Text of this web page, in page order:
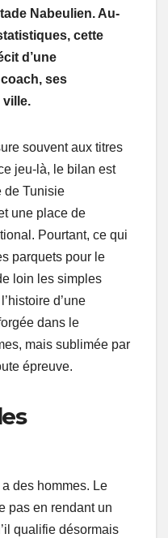
Nabeulien. Au-
cette
d’une
ses
ville.
souvent aux titres
jeu-là, le bilan est
de Tunisie
une place de
Pourtant, ce qui
parquets pour le
loin les simples
d’une
dans le
mais sublimée par
épreuve.
des hommes. Le
pas en rendant un
qualifie désormais